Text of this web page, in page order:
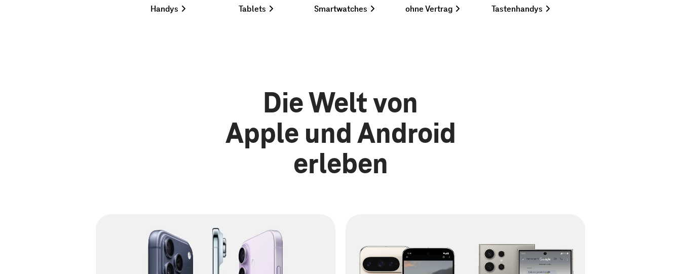
Handysmit
Tablets mit
Smartwatchesmit
ohne Vertrag,
Tastenhandysmit
Die Welt von
Apple und Android
erleben